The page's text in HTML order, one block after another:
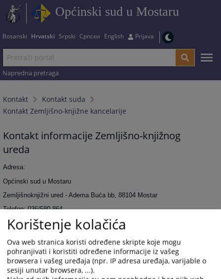
Općinski sud u Mostaru
Bosanski Hrvatski Srpski Српски English Prijava
Napredna pretraga
Kontakt
Kontakt suda
Kontakt Zemljišno-knjižne kancelarije
Kontakt informacije Zemljišno-knjižnog
ureda
Adresa:
Općinski sud u Mostaru
Zemljišnoknjižni ured - Adema Buća bb, 88104 Mostar
Telefon: 036/580-864
7066PREGLEDA
Korištenje kolačića
Ova web stranica koristi određene skripte koje mogu
pohranjivati i koristiti određene informacije iz vašeg
browsera i vašeg uređaja (npr. IP adresa uređaja, varijable o
sesiji unutar browsera, ...).